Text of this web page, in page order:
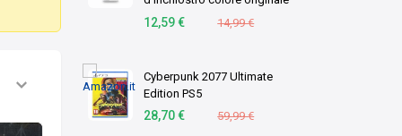
1 pz C/M/Y (OEM Canon CL-
12,59 € 14,99 €
Cyberpunk 2077 Ultimate
Edition PS5
28,70 € 59,99 €